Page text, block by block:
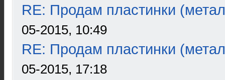
RE: Продам пластинки
05-2015, 10:49
RE: Продам пластинки
05-2015, 17:18